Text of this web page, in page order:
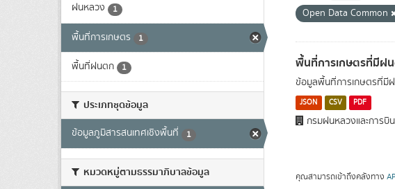
ฝนหลวง 1
พื้นที่การเกษตร 1
พื้นที่ฝนตก 1
ประเภทชุดข้อมูล
ข้อมูลภูมิสารสนเทศเชิงพื้นที่ 1
หมวดหมู่ตามธรรมาภิบาลข้อมูล
Open Data Common
พื้นที่การเกษตรที่มีฝ
ข้อมูลพื้นที่การเกษตรที่มี
JSON CSV PDF
กรมฝนหลวงและการบิ
คุณสามารถเข้าถึงคลังทาง